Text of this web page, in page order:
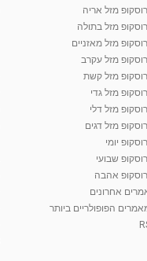
מזל אריה
מזל בתולה
מזל מאזניים
מזל עקרב
מזל קשת
מזל גדי
מזל דלי
מזל דגים
יומי
שבועי
אהבה
אחרונים
הפופולריים ביותר